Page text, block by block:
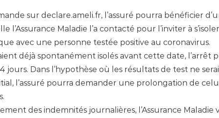
sur declare.ameli.fr, l’assuré pourra bénéficier
l’Assurance Maladie l’a contacté pour l’inviter à
avec une personne testée positive au coronavirus.
déjà spontanément isolés avant cette date, l’arrêt
jours. Dans l’hypothèse où les résultats de test ne
l’assuré pourra demander une prolongation de
des indemnités journalières, l’Assurance Maladie